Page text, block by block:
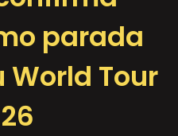
parada
Tour